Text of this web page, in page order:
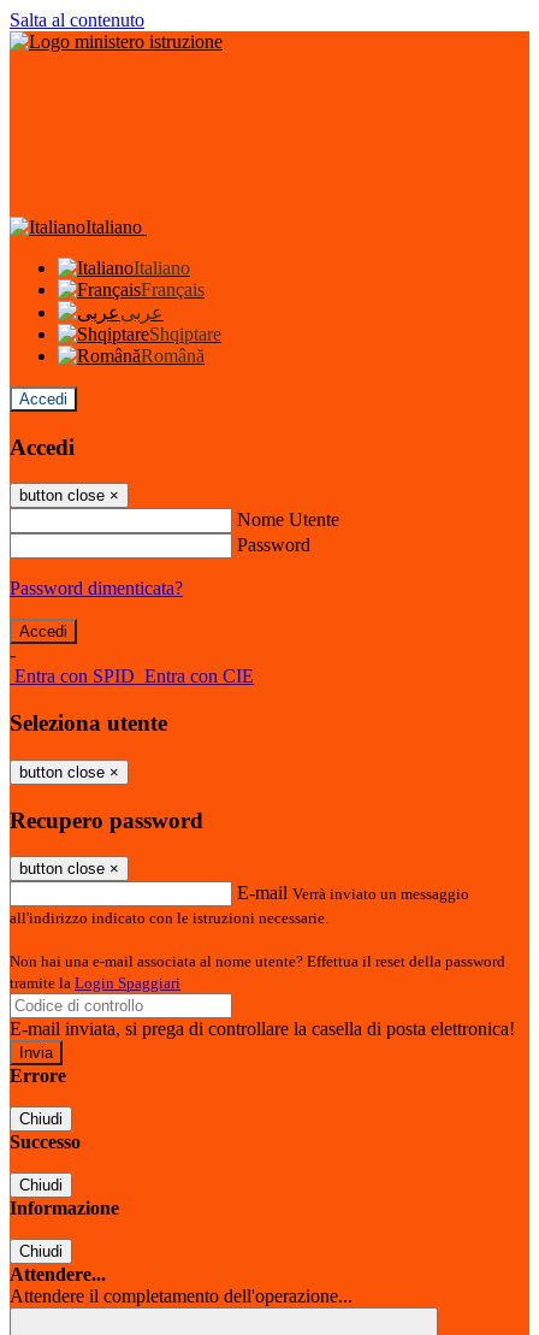
Salta al contenuto
Italiano
Italiano
Français
عربى
Shqiptare
Română
Accedi
Accedi
button close ×
Nome Utente
Password
Password dimenticata?
-
Entra con SPID Entra con CIE
Seleziona utente
button close ×
Recupero password
button close ×
E-mail Verrà inviato un messaggio
all'indirizzo indicato con le istruzioni necessarie.
Non hai una e-mail associata al nome utente? Effettua il reset della password
tramite la Login Spaggiari
E-mail inviata, si prega di controllare la casella di posta elettronica!
Errore
Chiudi
Successo
Chiudi
Informazione
Chiudi
Attendere...
Attendere il completamento dell'operazione...